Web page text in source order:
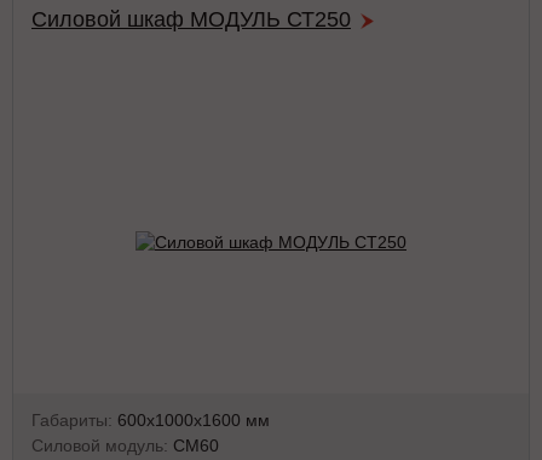
Силовой шкаф МОДУЛЬ СТ250
Габариты: 600х1000х1600 мм
Силовой модуль: СМ60